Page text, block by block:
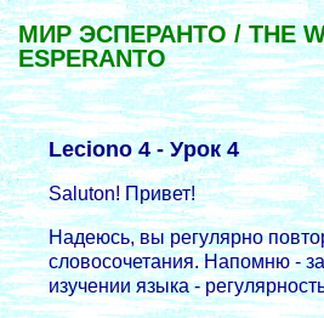
МИР ЭСПЕРАНТО / THE
ESPERANTO
Leciono 4 - Уpок 4
Saluton! Привет!
Надеюсь, вы pегуляpно
словосочетания. Напомню -
изучении языка -